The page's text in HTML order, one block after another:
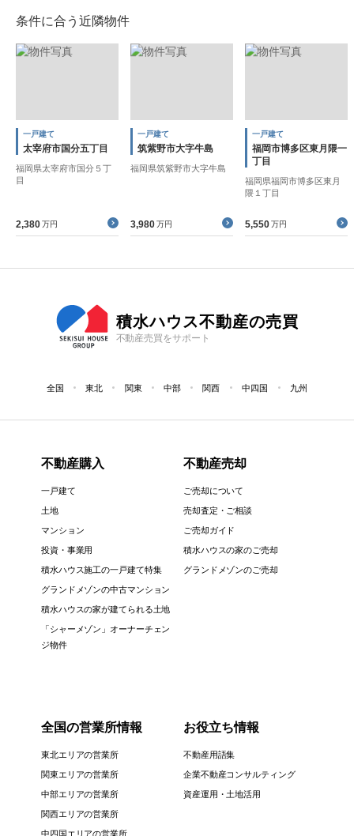
条件に合う近隣物件
一戸建て
太宰府市国分五丁目
福岡県太宰府市国分５丁
目
2,380 万円
一戸建て
筑紫野市大字牛島
福岡県筑紫野市大字牛島
3,980 万円
一戸建て
福岡市博多区東月隈一
丁目
福岡県福岡市博多区東月
隈１丁目
5,550 万円
積水ハウス不動産の売買
不動産売買をサポート
全国 東北 関東 中部 関西 中四国 九州
不動産購入
一戸建て
土地
マンション
投資・事業用
積水ハウス施工の一戸建て特集
グランドメゾンの中古マンション
積水ハウスの家が建てられる土地
「シャーメゾン」オーナーチェン
ジ物件
不動産売却
ご売却について
売却査定・ご相談
ご売却ガイド
積水ハウスの家のご売却
グランドメゾンのご売却
全国の営業所情報
東北エリアの営業所
関東エリアの営業所
中部エリアの営業所
関西エリアの営業所
中四国エリアの営業所
お役立ち情報
不動産用語集
企業不動産コンサルティング
資産運用・土地活用